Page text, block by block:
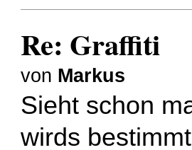
Re: Graffiti
von Markus
Sieht schon
wirds